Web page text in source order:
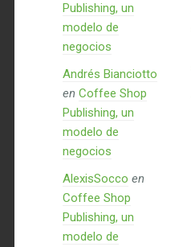
Publishing, un
modelo de
negocios
Andrés Bianciotto
en Coffee Shop
Publishing, un
modelo de
negocios
AlexisSocco en
Coffee Shop
Publishing, un
modelo de